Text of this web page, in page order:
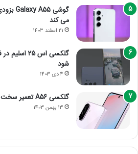
می کند
21 اسفند 1403
شود
4 دی 1403
گلکسی A56 تعمیر سخت تری نسبت به A55 دارد
13 بهمن 1403